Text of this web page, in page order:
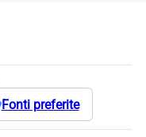
Fonti preferite